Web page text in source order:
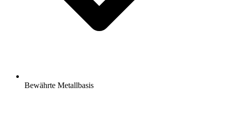
Bewährte Metallbasis